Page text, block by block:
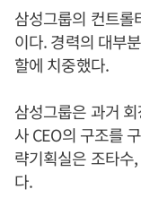
삼성그룹의 컨트롤
이다. 경력의 대부
할에 치중했다.
삼성그룹은 과거
사 CEO의 구조를
략기획실은 조타수
다.